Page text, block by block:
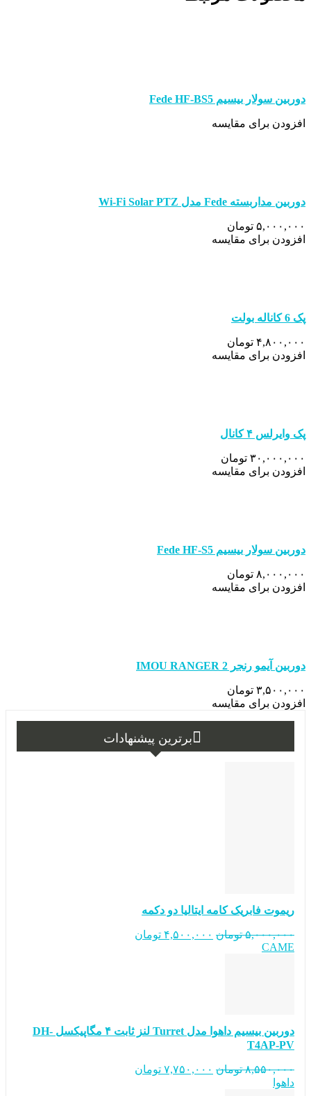
دوربین سولار بیسیم Fede HF-BS5
افزودن برای مقایسه
دوربین مداربسته Fede مدل Wi-Fi Solar PTZ
۵,۰۰۰,۰۰۰ تومان
افزودن برای مقایسه
پک 6 کاناله بولت
۴,۸۰۰,۰۰۰ تومان
افزودن برای مقایسه
پک وایرلس ۴ کانال
۳۰,۰۰۰,۰۰۰ تومان
افزودن برای مقایسه
دوربین سولار بیسیم Fede HF-S5
۸,۰۰۰,۰۰۰ تومان
افزودن برای مقایسه
دوربین آیمو رنجر IMOU RANGER 2
۳,۵۰۰,۰۰۰ تومان
افزودن برای مقایسه
برترین پیشنهادات
ریموت فابریک کامه ایتالیا دو دکمه
۵,۰۰۰,۰۰۰ تومان ۴,۵۰۰,۰۰۰ تومان
CAME
دوربین بیسیم داهوا مدل Turret لنز ثابت ۴ مگاپیکسل DH-
T4AP-PV
۸,۵۵۰,۰۰۰ تومان ۷,۷۵۰,۰۰۰ تومان
داهوا